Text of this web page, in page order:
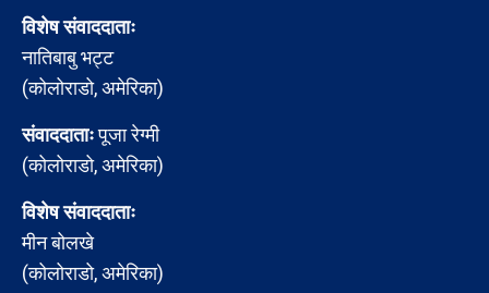
विशेष संवाददाताः
नातिबाबु भट्ट
(कोलोराडो, अमेरिका)
संवाददाताःपूजा रेग्मी
(कोलोराडो, अमेरिका)
विशेष संवाददाताः
मीन बोलखे
(कोलोराडो, अमेरिका)